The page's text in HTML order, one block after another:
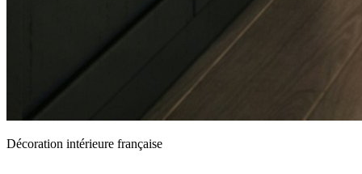
Décoration intérieure française